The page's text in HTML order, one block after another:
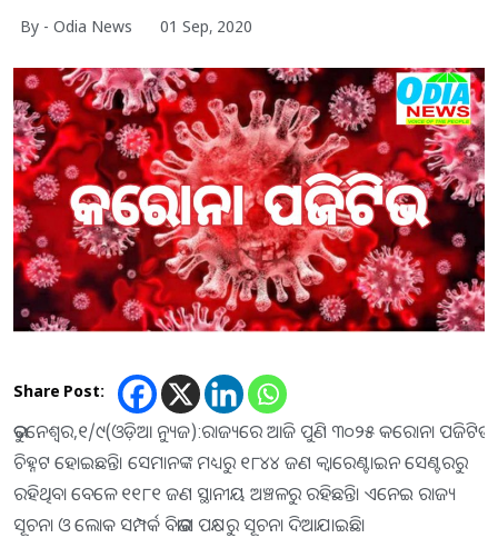
By - Odia News 01 Sep, 2020
Share Post:
ଭୁବନେଶ୍ବର,୧/୯(ଓଡ଼ିଆ ନ୍ୟୁଜ):ରାଜ୍ୟରେ ଆଜି ପୁଣି ୩୦୨୫ କରୋନା ପଜିଟିଭ
ଚିହ୍ନଟ ହୋଇଛନ୍ତି। ସେମାନଙ୍କ ମଧ୍ୟରୁ ୧୮୪୪ ଜଣ କ୍ବାରେଣ୍ଟାଇନ ସେଣ୍ଟରରୁ
ରହିଥିବା ବେଳେ ୧୧୮୧ ଜଣ ସ୍ଥାନୀୟ ଅଞ୍ଚଳରୁ ରହିଛନ୍ତି। ଏନେଇ ରାଜ୍ୟ
ସୂଚନା ଓ ଲୋକ ସମ୍ପର୍କ ବିଭାଗ ପକ୍ଷରୁ ସୂଚନା ଦିଆଯାଇଛି।